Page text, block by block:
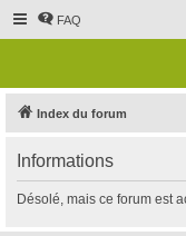
FAQ
Index du forum
Informations
Désolé, mais ce forum est